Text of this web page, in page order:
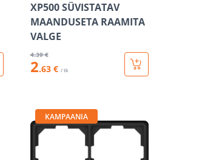
XP500 SÜVISTATAV
MAANDUSETA RAAMITA
VALGE
4.39 €
2.63 € / tk
KAMPAANIA